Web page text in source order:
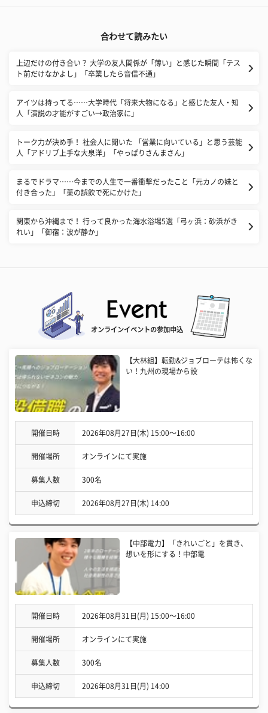
合わせて読みたい
上辺だけの付き合い？ 大学の友人関係が「薄い」と感じた瞬間「テス
ト前だけなかよし」「卒業したら音信不通」
アイツは持ってる……大学時代「将来大物になる」と感じた友人・知
人「演説の才能がすごい→政治家に」
トーク力が決め手！ 社会人に聞いた 「営業に向いている」と思う芸能
人「アドリブ上手な大泉洋」「やっぱりさんまさん」
まるでドラマ……今までの人生で一番衝撃だったこと「元カノの妹と
付き合った」「薬の誤飲で死にかけた」
関東から沖縄まで！ 行って良かった海水浴場5選「弓ヶ浜：砂浜がき
れい」「御宿：波が静か」
オンラインイベントの参加申込
【大林組】転勤&ジョブローテは怖くな
い！九州の現場から設
開催日時 2026年08月27日(木) 15:00〜16:00
開催場所 オンラインにて実施
募集人数 300名
申込締切 2026年08月27日(木) 14:00
【中部電力】「きれいごと」を貫き、
想いを形にする！中部電
開催日時 2026年08月31日(月) 15:00〜16:00
開催場所 オンラインにて実施
募集人数 300名
申込締切 2026年08月31日(月) 14:00